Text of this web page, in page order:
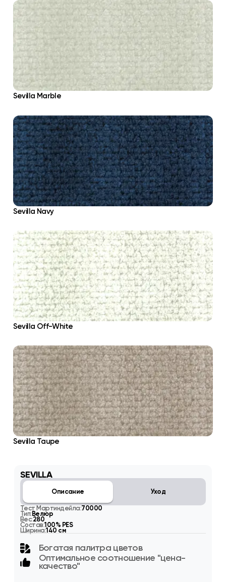
Sevilla Marble
Sevilla Navy
Sevilla Off-White
Sevilla Taupe
SEVILLA
Описание Уход
Тест Мартиндейла:70000
Тип:Велюр
Вес:280
Состав:100% PES
Ширина:140 см
Богатая палитра цветов
Оптимальное соотношение "цена-
качество"